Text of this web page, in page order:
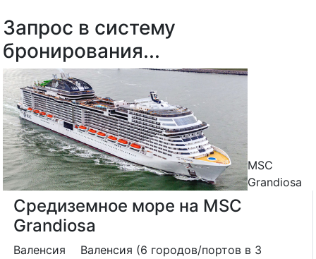
MSC
Grandiosa
Средиземное море на MSC
Grandiosa
Валенсия
Валенсия (6 городов/портов в 3
Запрос в систему
бронирования...